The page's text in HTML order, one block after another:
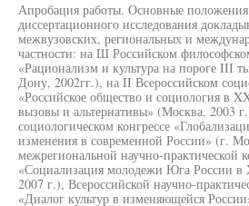
Апробация работы. Основные
диссертационного исследования
межвузовских, региональных и
частности: на Ш Российском
«Рационализм и культура на пороге III
Дону, 2002гг.), на II Всероссийском
«Российское общество и социология в
вызовы и альтернативы» (Москва, 2003
социологическом конгрессе
изменения в современной России» (г.
межрегиональной научно-практической
«Социализация молодежи Юга России
2007 г.), Всероссийской научно-
«Диалог культур в изменяющейся